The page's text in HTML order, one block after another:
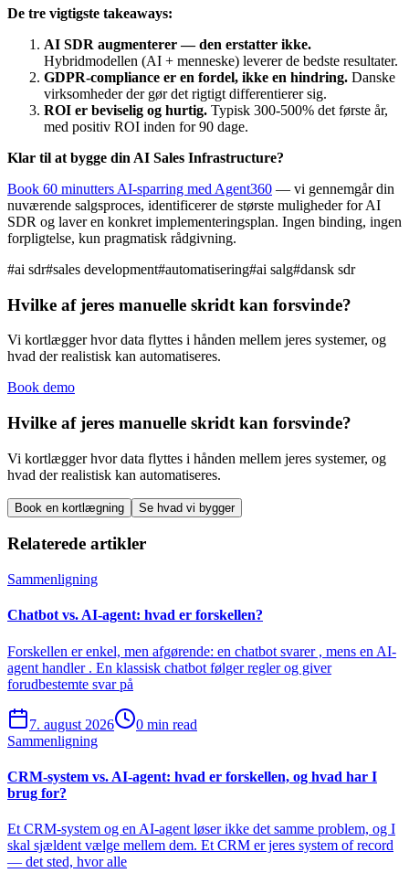
De tre vigtigste takeaways:
AI SDR augmenterer — den erstatter ikke.
Hybridmodellen (AI + menneske) leverer de bedste resultater.
GDPR-compliance er en fordel, ikke en hindring. Danske
virksomheder der gør det rigtigt differentierer sig.
ROI er beviselig og hurtig. Typisk 300-500% det første år,
med positiv ROI inden for 90 dage.
Klar til at bygge din AI Sales Infrastructure?
Book 60 minutters AI-sparring med Agent360 — vi gennemgår din
nuværende salgsproces, identificerer de største muligheder for AI
SDR og laver en konkret implementeringsplan. Ingen binding, ingen
forpligtelse, kun pragmatisk rådgivning.
#ai sdr#sales development#automatisering#ai salg#dansk sdr
Hvilke af jeres manuelle skridt kan forsvinde?
Vi kortlægger hvor data flyttes i hånden mellem jeres systemer, og
hvad der realistisk kan automatiseres.
Book demo
Hvilke af jeres manuelle skridt kan forsvinde?
Vi kortlægger hvor data flyttes i hånden mellem jeres systemer, og
hvad der realistisk kan automatiseres.
Book en kortlægning Se hvad vi bygger
Relaterede artikler
Sammenligning
Chatbot vs. AI-agent: hvad er forskellen?
Forskellen er enkel, men afgørende: en chatbot svarer , mens en AI-
agent handler . En klassisk chatbot følger regler og giver
forudbestemte svar på
7. august 2026
0 min read
Sammenligning
CRM-system vs. AI-agent: hvad er forskellen, og hvad har I
brug for?
Et CRM-system og en AI-agent løser ikke det samme problem, og I
skal sjældent vælge mellem dem. Et CRM er jeres system of record
— det sted, hvor alle